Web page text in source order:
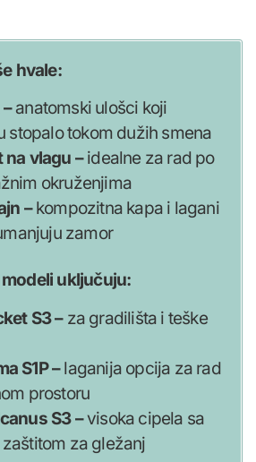
hvale:
anatomski ulošci koji
stopalo tokom dužih smena
vlagu –idealne za rad po
okruženjima
–kompozitna kapa i lagani
zamor
uključuju:
S3 –za gradilišta i teške
S1P –laganija opcija za rad
prostoru
S3 –visoka cipela sa
za gležanj